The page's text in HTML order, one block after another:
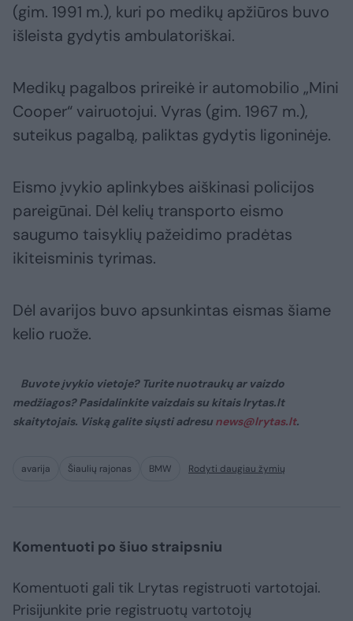
(gim. 1991 m.), kuri po medikų apžiūros buvo
išleista gydytis ambulatoriškai.
Medikų pagalbos prireikė ir automobilio „Mini
Cooper“ vairuotojui. Vyras (gim. 1967 m.),
suteikus pagalbą, paliktas gydytis ligoninėje.
Eismo įvykio aplinkybes aiškinasi policijos
pareigūnai. Dėl kelių transporto eismo
saugumo taisyklių pažeidimo pradėtas
ikiteisminis tyrimas.
Dėl avarijos buvo apsunkintas eismas šiame
kelio ruože.
Buvote įvykio vietoje? Turite nuotraukų ar vaizdo
medžiagos? Pasidalinkite vaizdais su kitais lrytas.lt
skaitytojais. Viską galite siųsti adresu news@lrytas.lt.
avarija Šiaulių rajonas BMW Rodyti daugiau žymių
Komentuoti po šiuo straipsniu
Komentuoti gali tik Lrytas registruoti vartotojai.
Prisijunkite prie registruotų vartotojų